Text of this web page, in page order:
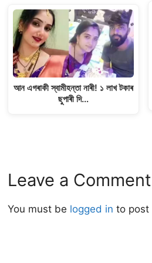
আন এগৰাকী স্বামীহন্তা নাৰী! ১ লাখ টকাৰ
ছুপাৰী দি…
Leave a Comment
You must be logged in to post